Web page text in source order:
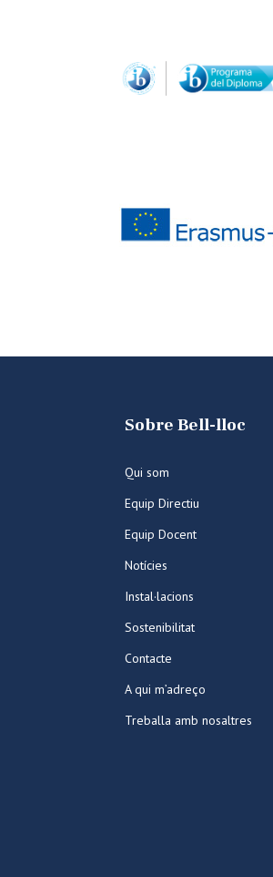
Sobre Bell-lloc
Qui som
Equip Directiu
Equip Docent
Notícies
Instal·lacions
Sostenibilitat
Contacte
A qui m’adreço
Treballa amb nosaltres